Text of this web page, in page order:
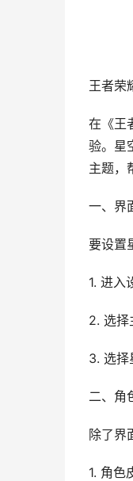
王者荣
在《王
验。星
主题，
一、界
要设置
1. 进入
2. 选择
3. 选择
二、角
除了界
1. 角色